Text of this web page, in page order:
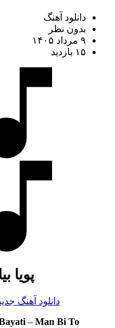
دانلود آهنگ
بدون نظر
۹ مرداد ۱۴۰۵
۱۵ بازدید
پویا
دانلود آهنگ
– Man Bi To